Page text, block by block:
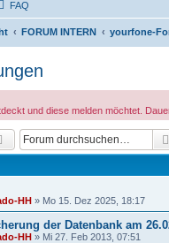
FAQ
FORUM INTERN yourfone-
und diese melden möchtet.
HH » Mo 15. Dez 2025, 18:17
der Datenbank am
HH » Mi 27. Feb 2013, 07:51